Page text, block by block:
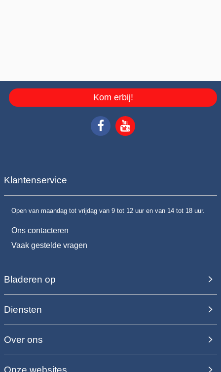
Kom erbij!
Klantenservice
Open van maandag tot vrijdag van 9 tot 12 uur en van 14 tot 18 uur.
Ons contacteren
Vaak gestelde vragen
Bladeren op
Diensten
Over ons
Onze websites